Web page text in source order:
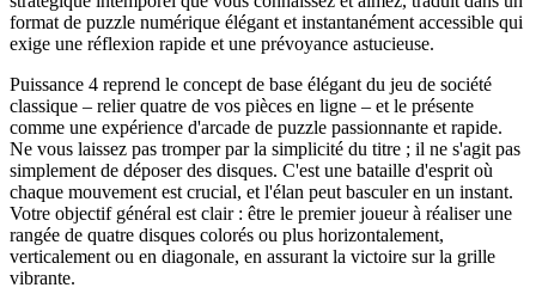
format de puzzle numérique élégant et instantanément accessible qui
exige une réflexion rapide et une prévoyance astucieuse.
Puissance 4 reprend le concept de base élégant du jeu de société
classique – relier quatre de vos pièces en ligne – et le présente
comme une expérience d'arcade de puzzle passionnante et rapide.
Ne vous laissez pas tromper par la simplicité du titre ; il ne s'agit pas
simplement de déposer des disques. C'est une bataille d'esprit où
chaque mouvement est crucial, et l'élan peut basculer en un instant.
Votre objectif général est clair : être le premier joueur à réaliser une
rangée de quatre disques colorés ou plus horizontalement,
verticalement ou en diagonale, en assurant la victoire sur la grille
vibrante.